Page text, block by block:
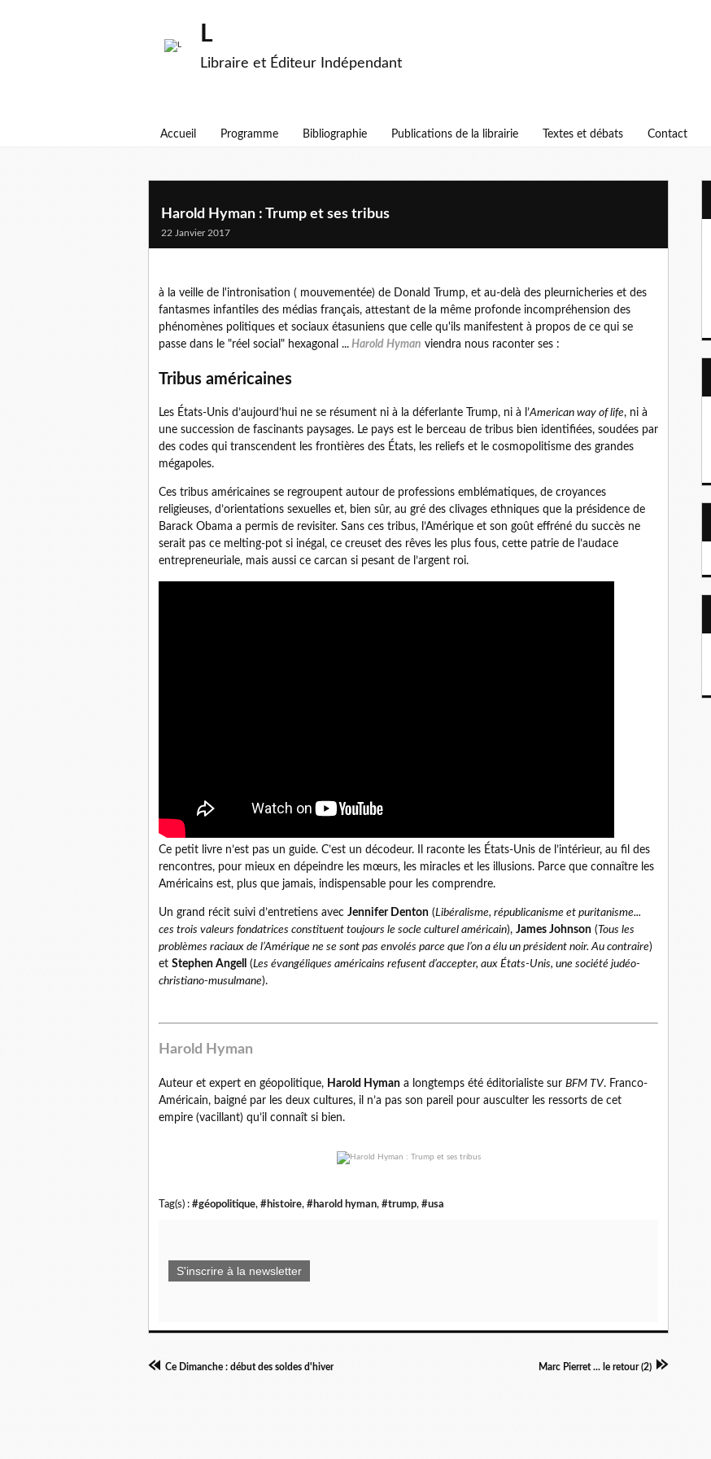
L
Libraire et Éditeur Indépendant
Accueil Programme Bibliographie Publications de la librairie Textes et débats Contact
Harold Hyman : Trump et ses tribus
22 Janvier 2017
à la veille de l'intronisation ( mouvementée) de Donald Trump, et au-delà des pleurnicheries et des
fantasmes infantiles des médias français, attestant de la même profonde incompréhension des
phénomènes politiques et sociaux étasuniens que celle qu'ils manifestent à propos de ce qui se
passe dans le "réel social" hexagonal ... Harold Hyman viendra nous raconter ses :
Tribus américaines
Les États-Unis d’aujourd’hui ne se résument ni à la déferlante Trump, ni à l’American way of life, ni à
une succession de fascinants paysages. Le pays est le berceau de tribus bien identifiées, soudées par
des codes qui transcendent les frontières des États, les reliefs et le cosmopolitisme des grandes
mégapoles.
Ces tribus américaines se regroupent autour de professions emblématiques, de croyances
religieuses, d’orientations sexuelles et, bien sûr, au gré des clivages ethniques que la présidence de
Barack Obama a permis de revisiter. Sans ces tribus, l’Amérique et son goût effréné du succès ne
serait pas ce melting-pot si inégal, ce creuset des rêves les plus fous, cette patrie de l’audace
entrepreneuriale, mais aussi ce carcan si pesant de l’argent roi.
Ce petit livre n’est pas un guide. C’est un décodeur. Il raconte les États-Unis de l’intérieur, au fil des
rencontres, pour mieux en dépeindre les mœurs, les miracles et les illusions. Parce que connaître les
Américains est, plus que jamais, indispensable pour les comprendre.
Un grand récit suivi d’entretiens avec Jennifer Denton (Libéralisme, républicanisme et puritanisme...
ces trois valeurs fondatrices constituent toujours le socle culturel américain), James Johnson ( Tous les
problèmes raciaux de l’Amérique ne se sont pas envolés parce que l’on a élu un président noir. Au contraire)
et Stephen Angell (Les évangéliques américains refusent d’accepter, aux États-Unis, une société judéo-
christiano-musulmane).
Harold Hyman
Auteur et expert en géopolitique, Harold Hyman a longtemps été éditorialiste sur BFM TV. Franco-
Américain, baigné par les deux cultures, il n’a pas son pareil pour ausculter les ressorts de cet
empire (vacillant) qu’il connaît si bien.
Tag(s) : #géopolitique, #histoire, #harold hyman, #trump, #usa
S'inscrire à la newsletter
Ce Dimanche : début des soldes d'hiver Marc Pierret ... le retour (2)